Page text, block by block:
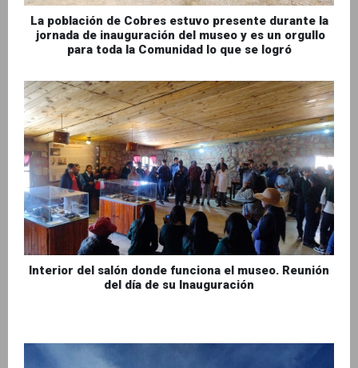
La población de Cobres estuvo presente durante la
jornada de inauguración del museo y es un orgullo
para toda la Comunidad lo que se logró
Interior del salón donde funciona el museo. Reunión
del día de su Inauguración